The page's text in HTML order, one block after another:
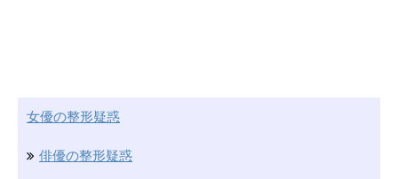
女優の整形疑惑
俳優の整形疑惑